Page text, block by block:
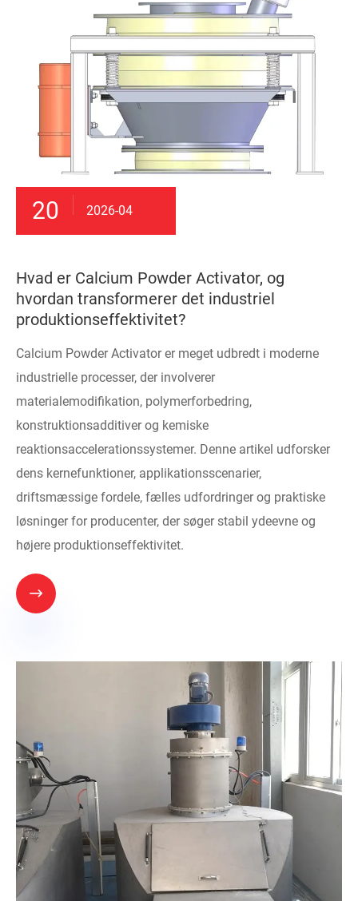
20 2026-04
Hvad er Calcium Powder Activator, og
hvordan transformerer det industriel
produktionseffektivitet?
Calcium Powder Activator er meget udbredt i moderne
industrielle processer, der involverer
materialemodifikation, polymerforbedring,
konstruktionsadditiver og kemiske
reaktionsaccelerationssystemer. Denne artikel udforsker
dens kernefunktioner, applikationsscenarier,
driftsmæssige fordele, fælles udfordringer og praktiske
løsninger for producenter, der søger stabil ydeevne og
højere produktionseffektivitet.
